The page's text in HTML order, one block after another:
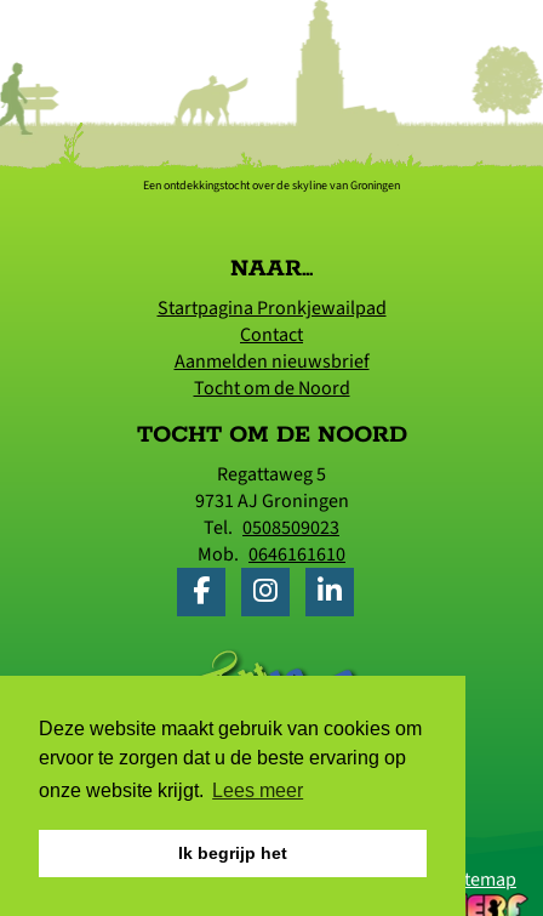
Deze website maakt gebruik van cookies om
ervoor te zorgen dat u de beste ervaring op
onze website krijgt.
Lees meer
Ik begrijp het
Een ontdekkingstocht over de skyline van Groningen
NAAR...
Startpagina Pronkjewailpad
Contact
Aanmelden nieuwsbrief
Tocht om de Noord
TOCHT OM DE NOORD
Regattaweg 5
9731 AJGroningen
Tel. 0508509023
Mob. 0646161610
© 2006 - 2026 Tocht om de Noord |Privacyverklaring Sitemap